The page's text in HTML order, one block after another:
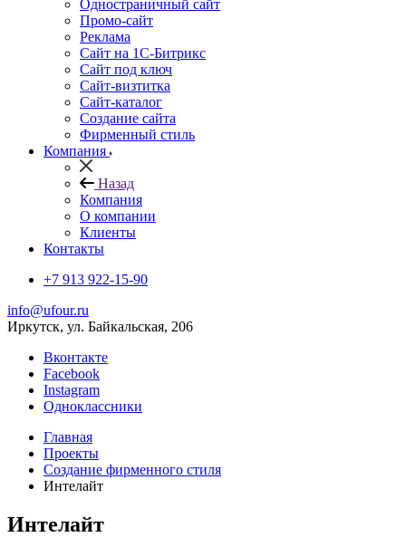
Одностраничный сайт
Промо-сайт
Реклама
Сайт на 1С-Битрикс
Сайт под ключ
Сайт-визтитка
Сайт-каталог
Создание сайта
Фирменный стиль
Компания
Назад
Компания
О компании
Клиенты
Контакты
+7 913 922-15-90
info@ufour.ru
Иркутск, ул. Байкальская, 206
Вконтакте
Facebook
Instagram
Одноклассники
Главная
Проекты
Создание фирменного стиля
Интелайт
Интелайт